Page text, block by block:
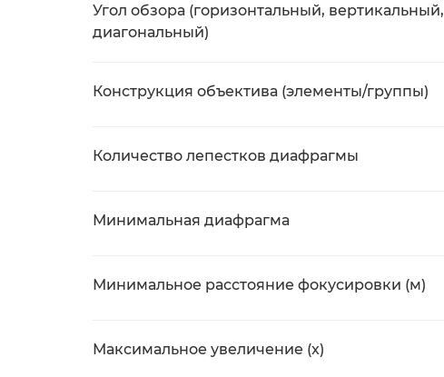
Угол обзора (горизонтальный, вертикальный,
диагональный)
Конструкция объектива (элементы/группы)
Количество лепестков диафрагмы
Минимальная диафрагма
Минимальное расстояние фокусировки (м)
Максимальное увеличение (x)